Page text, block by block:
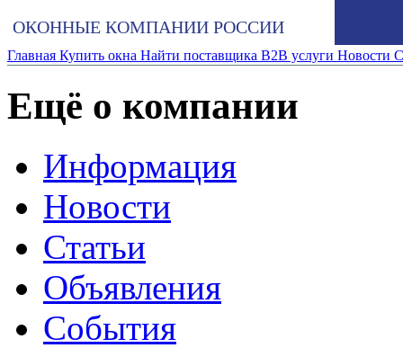
ОКОННЫЕ КОМПАНИИ РОССИИ
Главная Купить окна Найти поставщика B2B услуги Новости
Ещё о компании
Информация
Новости
Статьи
Объявления
События